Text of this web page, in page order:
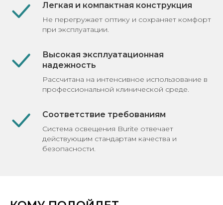
Легкая и компактная конструкция
Не перегружает оптику и сохраняет комфорт
при эксплуатации.
Высокая эксплуатационная
надежность
Рассчитана на интенсивное использование в
профессиональной клинической среде.
Соответствие требованиям
Система освещения Burite отвечает
действующим стандартам качества и
безопасности.